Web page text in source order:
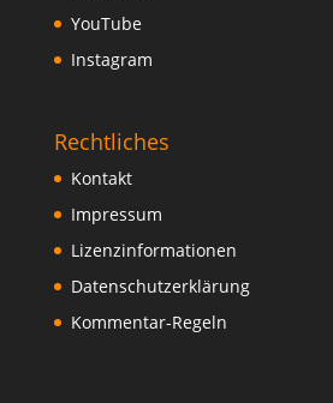
YouTube
Instagram
Rechtliches
Kontakt
Impressum
Lizenzinformationen
Datenschutzerklärung
Kommentar-Regeln